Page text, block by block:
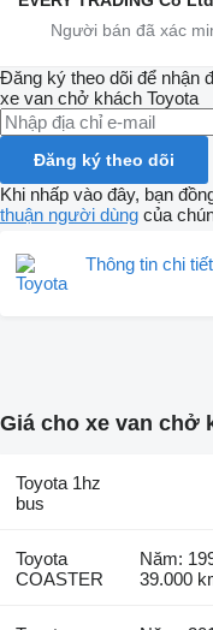
Đăng ký theo dõi để nhận
xe van chở khách Toyota
Đăng ký theo dõi
Khi nhấp vào đây, bạn
thuận người dùng của
Thông tin chi
Giá cho xe van chở
Toyota 1hz
bus
Toyota
COASTER
Năm:
39.000